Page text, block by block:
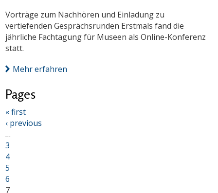
Vorträge zum Nachhören und Einladung zu
vertiefenden Gesprächsrunden Erstmals fand die
jährliche Fachtagung für Museen als Online-Konferenz
statt.
Mehr erfahren
Pages
« first
‹ previous
…
3
4
5
6
7